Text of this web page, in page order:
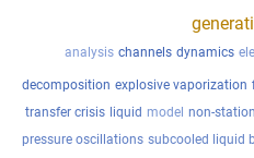
analysis channels dynamics
decomposition explosive vaporization
transfer crisis liquid model non-
pressure oscillations subcooled liquid